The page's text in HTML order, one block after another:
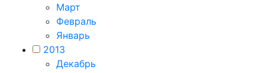
Март
Февраль
Январь
2013
Декабрь